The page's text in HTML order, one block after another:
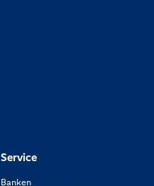
Service
Banken